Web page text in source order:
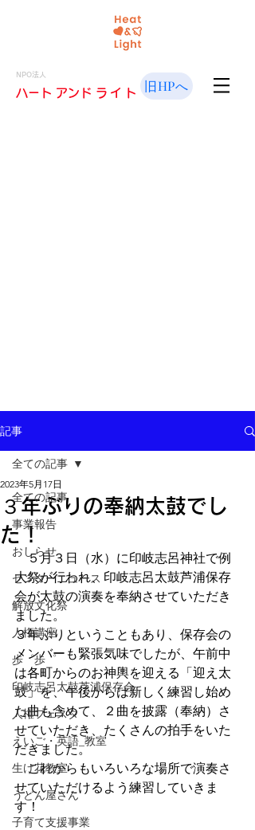
NPO法人
​ハート アンド ライト 旧HPへ
記事
全ての記事
事業報告
おしらせ
センターニュース
解放文化祭
人権講座
歩゜歩゜
印岐志呂太鼓芦浦保存会
人権フェスタ
えいご・英語_教室
生け花教室
うどん屋さん
子育て支援事業
全ての記事
３年ぶりの奉納太鼓でし
た！
2023年5月17日
５月３日（水）に印岐志呂神社で例
大祭が行われ、印岐志呂太鼓芦浦保存
会が太鼓の演奏を奉納させていただき
ました。
３年ぶりということもあり、保存会の
メンバーも緊張気味でしたが、午前中
は各町からのお神輿を迎える「迎え太
鼓」を、午後からは新しく練習し始め
た曲も含めて、２曲を披露（奉納）さ
せていただき、たくさんの拍手をいた
だきました。
これからもいろいろな場所で演奏さ
せていただけるよう練習していきま
す！